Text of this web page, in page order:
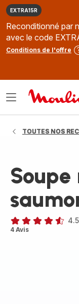
EXTRA15R
Reconditionné par
avec le code
Conditions de l'offre
Ouvrir
TOUTES NOS
ratings.4.5
4.5
4 Avis